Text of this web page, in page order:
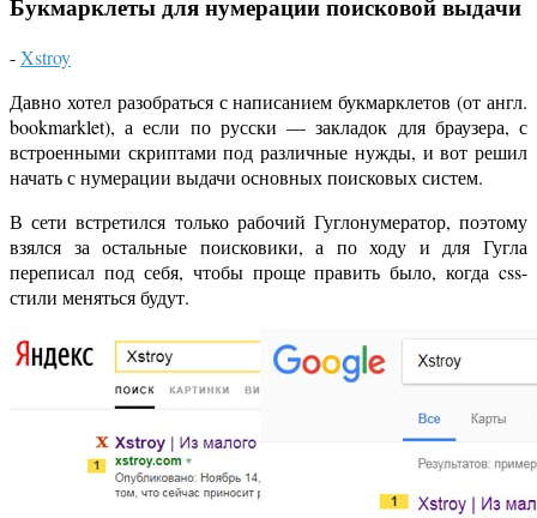
-Xstroy
Давно хотел разобраться с написанием букмарклетов (от англ.
bookmarklet), а если по русски — закладок для браузера, с
встроенными скриптами под различные нужды, и вот решил
начать с нумерации выдачи основных поисковых систем.
В сети встретился только рабочий Гуглонумератор, поэтому
взялся за остальные поисковики, а по ходу и для Гугла
переписал под себя, чтобы проще править было, когда css-
стили меняться будут.